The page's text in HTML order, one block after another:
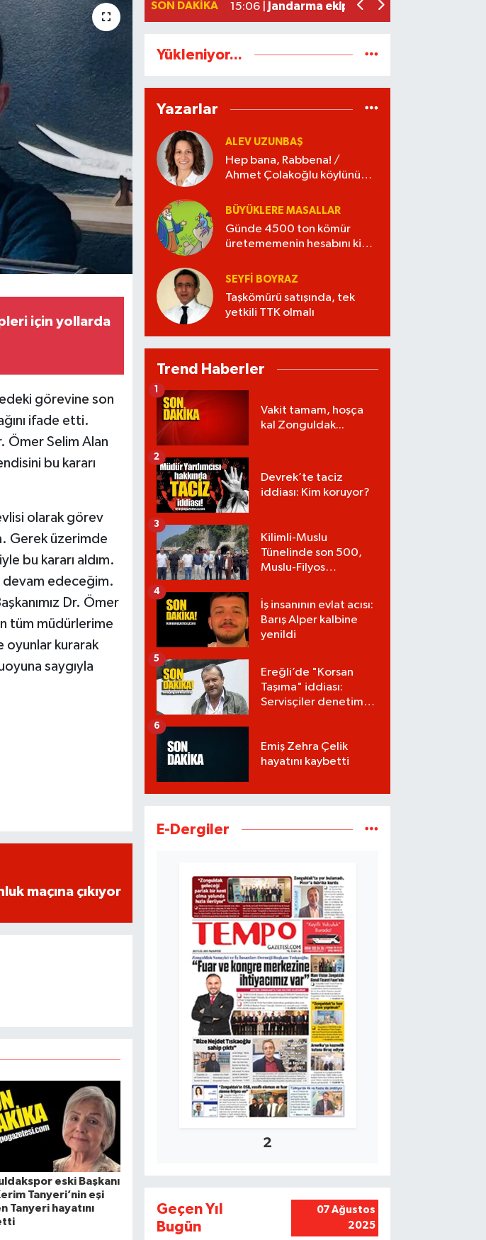
için yollarda
görevine son
ifade etti.
Ömer Selim Alan
bu kararı
olarak görev
Gerek üzerimde
bu kararı aldım.
devam edeceğim.
Dr. Ömer
tüm müdürlerime
oyunlar kurarak
saygıyla
maçına çıkıyor
eski Başkanı
Tanyeri’nin eşi
Tanyeri hayatını
SON DAKIKA
15:06 |
Jandarma ekipleri alev alan araçtan
Yükleniyor...
Yazarlar
ALEV UZUNBAŞ
Hep bana, Rabbena! /
Ahmet Çolakoğlu köylünün
BÜYÜKLERE MASALLAR
Günde 4500 ton kömür
üretememenin hesabını kim
SEYFI BOYRAZ
Taşkömürü satışında, tek
yetkili TTK olmalı
Trend Haberler
Vakit tamam, hoşça
kal Zonguldak...
1
Devrek’te taciz
iddiası: Kim koruyor?
2
Kilimli-Muslu
Tünelinde son 500,
Muslu-Filyos
1.750 metre
3
İş insanının evlat acısı:
Barış Alper kalbine
yenildi
4
Ereğli’de "Korsan
Taşıma" iddiası:
Servisçiler denetim
5
Emiş Zehra Çelik
hayatını kaybetti
6
E-Dergiler
2
Geçen Yıl
Bugün
07 Ağustos
2025